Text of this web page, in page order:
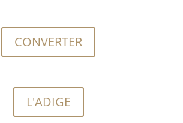
CONVERTER
L'ADIGE